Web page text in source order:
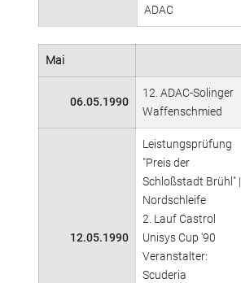
ADAC
Mai
06.05.1990
12. ADAC-Solinger
Waffenschmied
12.05.1990
Leistungsprüfung
"Preis der
Schloßstadt Brühl" |
Nordschleife
2. Lauf Castrol
Unisys Cup '90
Veranstalter:
Scuderia